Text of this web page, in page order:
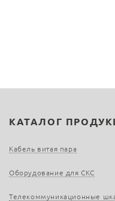
КАТАЛОГ
Кабель витая пара
Оборудование для СКС
Телекоммуникационные